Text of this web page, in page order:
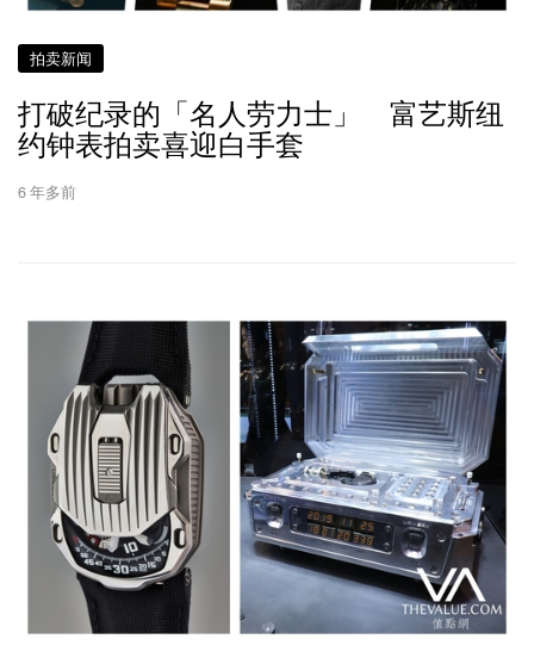
拍卖新闻
打破纪录的「名人劳力士」 富艺斯纽
约钟表拍卖喜迎白手套
6 年多前